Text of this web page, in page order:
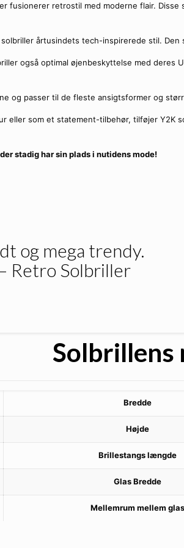
fusionerer retrostil med moderne flair.
årtusindets tech-inspirerede stil.
også optimal øjenbeskyttelse med
og passer til de fleste ansigtsformer og
eller som et statement-tilbehør, tilføjer
stadig har sin plads i nutidens mode!
og mega trendy.
Retro Solbriller
Solbrillens
Bredde
Højde
Brillestangs længde
Glas Bredde
Mellemrum mellem glas